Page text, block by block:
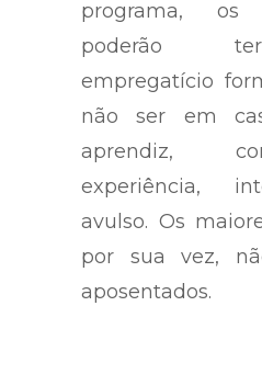
programa,
poderão
empregatício
não ser em
aprendiz,
experiência,
avulso. Os
por sua vez,
aposentados.